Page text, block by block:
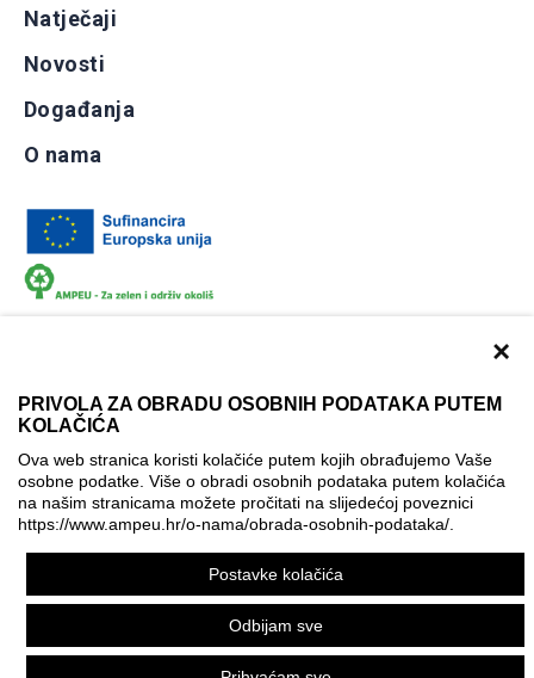
×
PRIVOLA ZA OBRADU OSOBNIH PODATAKA PUTEM
KOLAČIĆA
Ova web stranica koristi kolačiće putem kojih obrađujemo Vaše
osobne podatke. Više o obradi osobnih podataka putem kolačića
na našim stranicama možete pročitati na slijedećoj poveznici
https://www.ampeu.hr/o-nama/obrada-osobnih-podataka/
Postavke kolačića
Odbijam sve
Natječaji
Novosti
Događanja
O nama
Izjava o pristupačnosti
Politika korištenja kolačića
Postavke kolačića
Ova mrežna stranica je ostvarena uz financijsku potporu
Europske komisije. Ona izražava isključivo stajalište autora
mrežne stranice i Komisija se ne može smatrati odgovornom